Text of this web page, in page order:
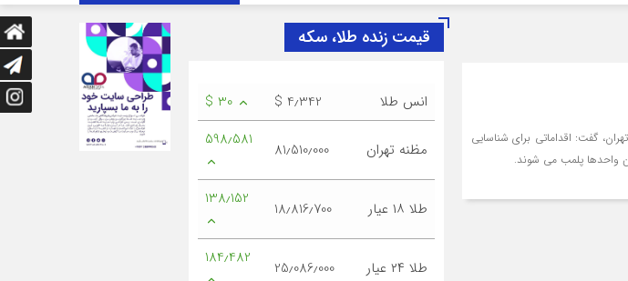
گفت: اقداماتی برای شناسایی
واحدها پلمب می شوند.
قیمت زنده طلا، سکه
انس طلا $ 4٫342 $ 30
مظنه تهران 81٫510٫000 598٫581
طلا ۱۸ عیار 18٫816٫700 138٫152
طلا ۲۴ عیار 25٫086٫000 184٫482